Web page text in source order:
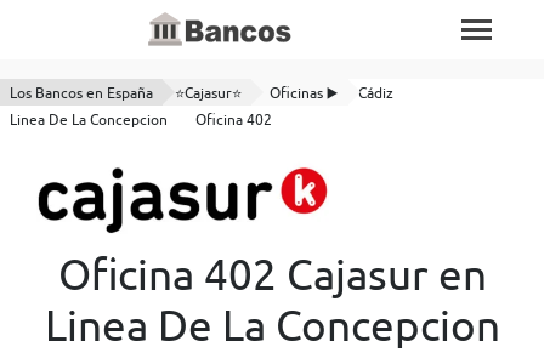
Los Bancos en España ⭐Cajasur⭐ Oficinas ▶️
Cádiz
Linea De La Concepcion
Oficina 402
Oficina 402 Cajasur en
Linea De La Concepcion